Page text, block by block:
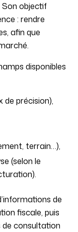
Son objectif
: rendre
afin que
disponibles
de précision),
terrain…),
(selon le
de
fiscale, puis
de consultation